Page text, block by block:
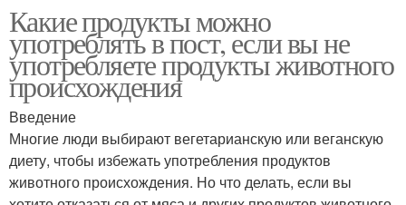
Какие продукты можно
употреблять в пост, если вы не
употребляете продукты животного
происхождения
Введение
Многие люди выбирают вегетарианскую или веганскую
диету, чтобы избежать употребления продуктов
животного происхождения. Но что делать, если вы